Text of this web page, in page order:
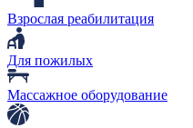
Взрослая реабилитация
Для пожилых
Массажное оборудование